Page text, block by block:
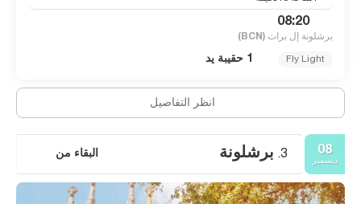
08:20
برشلونة إل برات (BCN)
Fly Light 1 حقيبة يد
انظر التفاصيل
08
ديسمبر 3. برشلونة البقاء من